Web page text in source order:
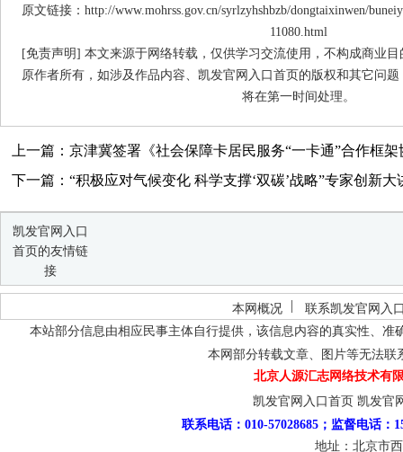
原文链接：http://www.mohrss.gov.cn/syrlzyhshbzb/dongtaixinwen/
11080.html
[免责声明] 本文来源于网络转载，仅供学习交流使用，不构成商业
原作者所有，如涉及作品内容、凯发官网入口首页的版权和其它问
将在第一时间处理。
上一篇：京津冀签署《社会保障卡居民服务“一卡通”合作框架
下一篇：“积极应对气候变化 科学支撑‘双碳’战略”专家创新大
凯发官网入口
首页的友情链
接
本网概况
联系凯发官网入
本站部分信息由相应民事主体自行提供，该信息内容的真实性、准
本网部分转载文章、图片等无法
北京人源汇志网络技术有
凯发官网入口首页 凯发官
联系电话：010-57028685；监督电话：
地址：北京市